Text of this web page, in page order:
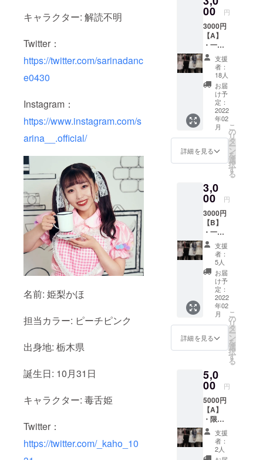
キャラクター: 解読不明
Twitter：
https://twitter.com/sarinadanc
e0430
Instagram：
https://www.instagram.com/s
arina__.official/
名前: 姫梨かほ
担当カラー: ピーチピンク
出身地: 栃木県
誕生日: 10月31日
キャラクター: 毒舌姫
Twitter：
https://twitter.com/_kaho_10
らはじ
まる
ユー
ザー
ネーム
の記入
をお願
いしま
す。記
入がな
い場
合、お
送りす
ること
ができ
ません
い。
00 円
3000円
【A】
・一言
メッ
セージ
チェキ
（コス
プレ）
・１０
秒動画
※Twitter
のDMに
て動画
をお送
りする
にアカ
ウント
名と@
からは
じまる
ユー
ザー
ネーム
の記入
をお願
いいた
しま
す。記
入がな
い場合
はお送
りする
でご了
承くだ
チェキ
は郵送
にてお
送り致
しま
す。
支援
者：
18人
お届
け予
定：
2022
年02
月
詳細を見る
こ
の
リ
タ
ー
ン
を
選
択
す
る
3,0
00 円
3000円
【B】
・一言
メッ
セージ
チェキ
（コス
プレ）
・特典
券１枚
チェキ
は郵送
にてお
送り致
しま
つい
て。ワ
ンスア
チャン
ス出演
ライブ
にてお
使い頂
けます
(チェキ
支援
者：
5人
お届
け予
定：
2022
年02
月
詳細を見る
こ
の
リ
タ
ー
ン
を
選
択
す
る
5,0
00 円
5000円
【A】
・限定
オフ
ショッ
ト生写
真5種
支援
者：
2人